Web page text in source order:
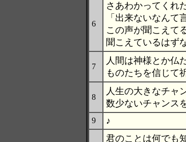
6
さあわかってくれ
「出来ないなんて
この声が聞こえて
聞こえているはず
7
人間は神様とか仏
ものたちを信じて
8
人生の大きなチャ
数少ないチャンス
9 ♪
君のことは何でも